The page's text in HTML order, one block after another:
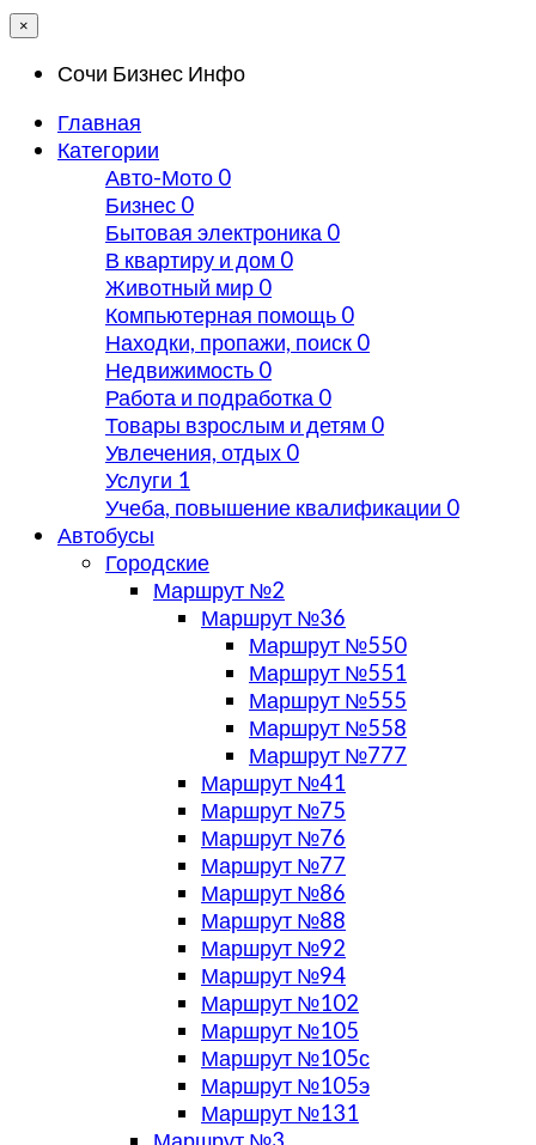
×
Сочи Бизнес Инфо
Главная
Категории
Авто-Мото 0
Бизнес 0
Бытовая электроника 0
В квартиру и дом 0
Животный мир 0
Компьютерная помощь 0
Находки, пропажи, поиск 0
Недвижимость 0
Работа и подработка 0
Товары взрослым и детям 0
Увлечения, отдых 0
Услуги 1
Учеба, повышение квалификации 0
Автобусы
Городские
Маршрут №2
Маршрут №36
Маршрут №550
Маршрут №551
Маршрут №555
Маршрут №558
Маршрут №777
Маршрут №41
Маршрут №75
Маршрут №76
Маршрут №77
Маршрут №86
Маршрут №88
Маршрут №92
Маршрут №94
Маршрут №102
Маршрут №105
Маршрут №105с
Маршрут №105э
Маршрут №131